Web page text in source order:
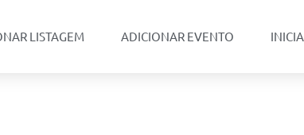
LISTAGEM ADICIONAR EVENTO